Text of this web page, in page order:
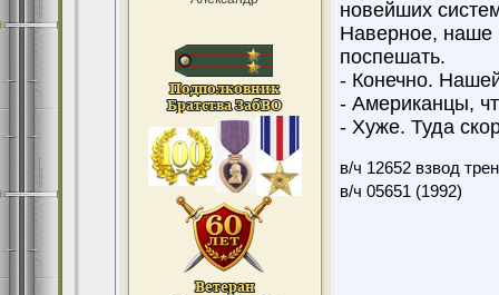
новейших
Наверное, наше
поспешать.
- Конечно.
- Американцы,
- Хуже. Туда
в/ч 12652 взвод
в/ч 05651 (1992)